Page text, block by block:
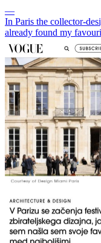
—
In Paris the collector-
already found my